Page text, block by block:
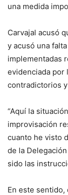
una medida
Carvajal acusó
y acusó una
implementadas
evidenciada por
contradictorios
“Aquí la
improvisación
cuanto he visto
de la
sido las
En este